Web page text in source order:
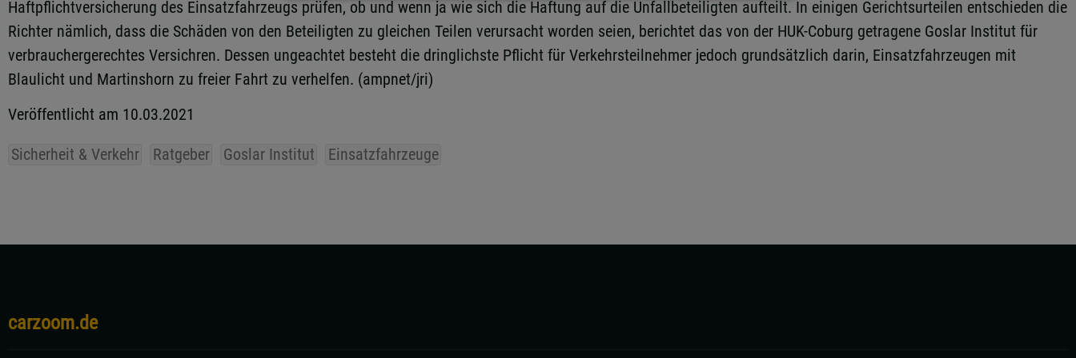
Haftpflichtversicherung des Einsatzfahrzeugs prüfen, ob und wenn ja wie sich die Haftung auf die Unfallbeteiligten aufteilt. In einigen Gerichtsurteilen entschieden die
Richter nämlich, dass die Schäden von den Beteiligten zu gleichen Teilen verursacht worden seien, berichtet das von der HUK-Coburg getragene Goslar Institut für
verbrauchergerechtes Versichren. Dessen ungeachtet besteht die dringlichste Pflicht für Verkehrsteilnehmer jedoch grundsätzlich darin, Einsatzfahrzeugen mit
Blaulicht und Martinshorn zu freier Fahrt zu verhelfen. (ampnet/jri)
Veröffentlicht am 10.03.2021
Sicherheit & Verkehr Ratgeber Goslar Institut Einsatzfahrzeuge
carzoom.de